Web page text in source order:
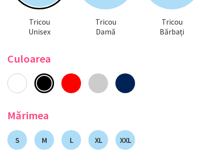
Tricou
Unisex
Tricou
Damă
Tricou
Bărbați
Culoarea
Mărimea
S M L XL XXL